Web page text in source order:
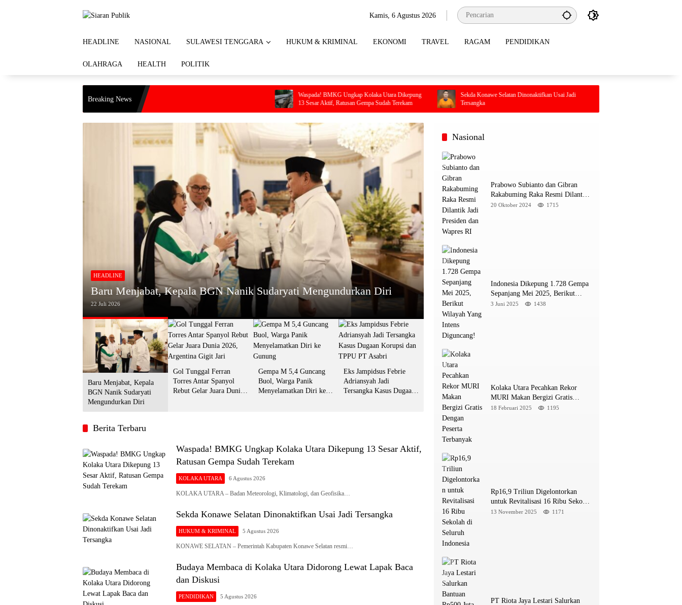
Kamis, 6 Agustus 2026
HEADLINE NASIONAL SULAWESI TENGGARA HUKUM & KRIMINAL EKONOMI TRAVEL RAGAM PENDIDIKAN
OLAHRAGA HEALTH POLITIK
Breaking News
Waspada! BMKG Ungkap Kolaka Utara Dikepung
13 Sesar Aktif, Ratusan Gempa Sudah Terekam
Sekda Konawe Selatan Dinonaktifkan Usai Jadi
Budaya Membaca di Kolaka Utara
Gol Tunggal Ferran Torres Antar Spanyol Rebut Gelar Juara Dunia
2026, Argentina Gigit Jari
20 Juli 2026
HEADLINE
Gempa M 5,4 Guncang Buol, Warga Panik
Gunung
13 Juli 2026
Baru Menjabat, Kepala
BGN Nanik Sudaryati
Mengundurkan Diri
Gol Tunggal Ferran
Torres Antar Spanyol
Rebut Gelar Juara Dunia
Gempa M 5,4 Guncang
Buol, Warga Panik
Menyelamatkan Diri ke
Eks Jampidsus Febrie
Adriansyah Jadi
Tersangka Kasus Dugaan
Berita Terbaru
Waspada! BMKG Ungkap Kolaka Utara Dikepung 13 Sesar Aktif,
Ratusan Gempa Sudah Terekam
KOLAKA UTARA 6 Agustus 2026
KOLAKA UTARA – Badan Meteorologi, Klimatologi, dan Geofisika…
Sekda Konawe Selatan Dinonaktifkan Usai Jadi Tersangka
HUKUM & KRIMINAL 5 Agustus 2026
KONAWE SELATAN – Pemerintah Kabupaten Konawe Selatan resmi…
Budaya Membaca di Kolaka Utara Didorong Lewat Lapak Baca
dan Diskusi
PENDIDIKAN 5 Agustus 2026
Nasional
Prabowo Subianto dan Gibran
Rakabuming Raka Resmi Dilantik
Jadi Presiden dan Wapres RI
20 Oktober 2024 1715
Indonesia Dikepung 1.728 Gempa
Sepanjang Mei 2025, Berikut
Wilayah Yang Intens Diguncang!
3 Juni 2025 1438
Kolaka Utara Pecahkan Rekor
MURI Makan Bergizi Gratis
Dengan Peserta Terbanyak
18 Februari 2025 1195
Rp16,9 Triliun Digelontorkan
untuk Revitalisasi 16 Ribu Sekolah
di Seluruh Indonesia
13 November 2025 1171
PT Riota Jaya Lestari Salurkan